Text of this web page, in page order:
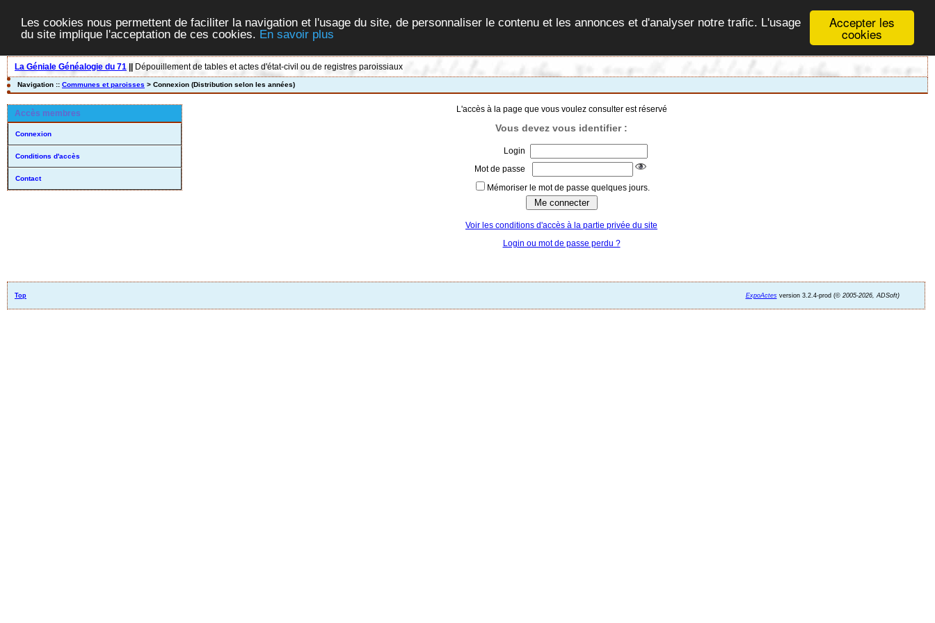
Accepter les
cookies
Les cookies nous permettent de faciliter la navigation et l'usage du site, de personnaliser le contenu et les annonces et d'analyser notre trafic. L'usage
du site implique l'acceptation de ces cookies. En savoir plus
La Géniale Généalogie du 71 Dépouillement de tables et actes d'état-civil ou de registres paroissiaux
Navigation :: Communes et paroisses > Connexion (Distribution selon les années)
Accès membres
Connexion
Conditions d'accès
Contact
L'accès à la page que vous voulez consulter est réservé
Vous devez vous identifier :
Login
Mot de passe
Mémoriser le mot de passe quelques jours.
Voir les conditions d'accès à la partie privée du site
Login ou mot de passe perdu ?
Top ExpoActesversion 3.2.4-prod (©2005-2026, ADSoft)